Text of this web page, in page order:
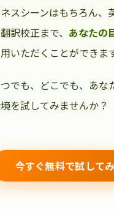
スシーンはもちろん、
訳校正まで、 あなたの
いただくことができま
でも、どこでも、あな
を試してみませんか？
今すぐ無料で試して